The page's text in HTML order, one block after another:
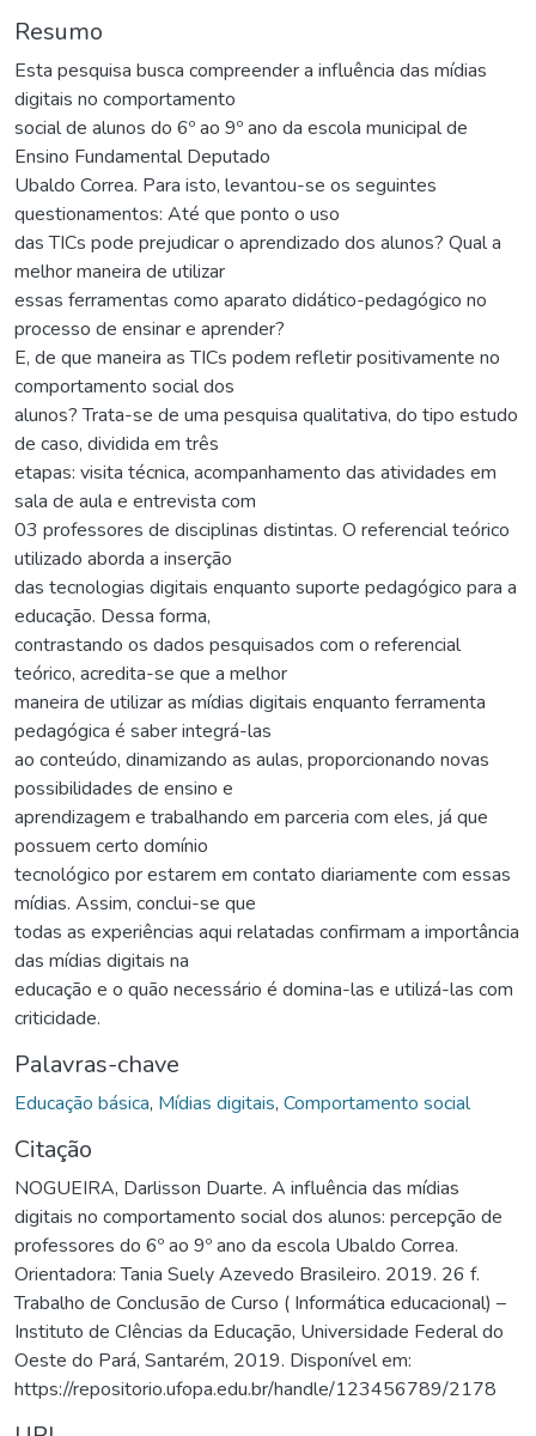
Resumo
Esta pesquisa busca compreender a influência das mídias
digitais no comportamento
social de alunos do 6º ao 9º ano da escola municipal de
Ensino Fundamental Deputado
Ubaldo Correa. Para isto, levantou-se os seguintes
questionamentos: Até que ponto o uso
das TICs pode prejudicar o aprendizado dos alunos? Qual a
melhor maneira de utilizar
essas ferramentas como aparato didático-pedagógico no
processo de ensinar e aprender?
E, de que maneira as TICs podem refletir positivamente no
comportamento social dos
alunos? Trata-se de uma pesquisa qualitativa, do tipo estudo
de caso, dividida em três
etapas: visita técnica, acompanhamento das atividades em
sala de aula e entrevista com
03 professores de disciplinas distintas. O referencial teórico
utilizado aborda a inserção
das tecnologias digitais enquanto suporte pedagógico para a
educação. Dessa forma,
contrastando os dados pesquisados com o referencial
teórico, acredita-se que a melhor
maneira de utilizar as mídias digitais enquanto ferramenta
pedagógica é saber integrá-las
ao conteúdo, dinamizando as aulas, proporcionando novas
possibilidades de ensino e
aprendizagem e trabalhando em parceria com eles, já que
possuem certo domínio
tecnológico por estarem em contato diariamente com essas
mídias. Assim, conclui-se que
todas as experiências aqui relatadas confirmam a importância
das mídias digitais na
educação e o quão necessário é domina-las e utilizá-las com
criticidade.
Palavras-chave
Educação básica, Mídias digitais, Comportamento social
Citação
NOGUEIRA, Darlisson Duarte. A influência das mídias
digitais no comportamento social dos alunos: percepção de
professores do 6º ao 9º ano da escola Ubaldo Correa.
Orientadora: Tania Suely Azevedo Brasileiro. 2019. 26 f.
Trabalho de Conclusão de Curso ( Informática educacional) –
Instituto de CIências da Educação, Universidade Federal do
Oeste do Pará, Santarém, 2019. Disponível em:
https://repositorio.ufopa.edu.br/handle/123456789/2178